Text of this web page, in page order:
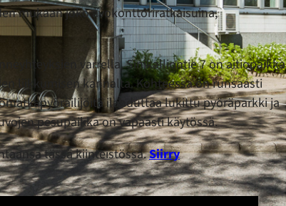
mukaan joko avokonttoriratkaisuina,
varrella. Sinikalliontie 7 on aitiopaikka
liikkumisen kannalta. Kohteessa on runsaasti
ilahduttaa lukittu pyöräparkki ja
pesupaikka on vapaasti käytössä.
tässä kiinteistössä.Siirry